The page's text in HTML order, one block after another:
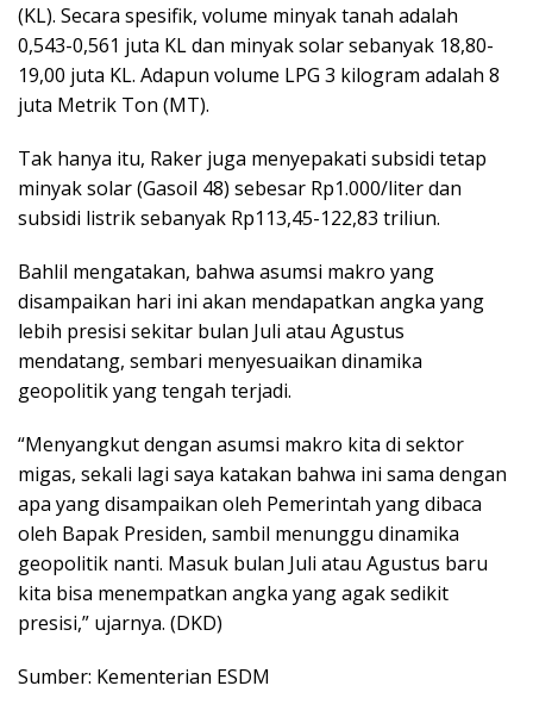
(KL). Secara spesifik, volume minyak tanah adalah
0,543-0,561 juta KL dan minyak solar sebanyak 18,80-
19,00 juta KL. Adapun volume LPG 3 kilogram adalah 8
juta Metrik Ton (MT).
Tak hanya itu, Raker juga menyepakati subsidi tetap
minyak solar (Gasoil 48) sebesar Rp1.000/liter dan
subsidi listrik sebanyak Rp113,45-122,83 triliun.
Bahlil mengatakan, bahwa asumsi makro yang
disampaikan hari ini akan mendapatkan angka yang
lebih presisi sekitar bulan Juli atau Agustus
mendatang, sembari menyesuaikan dinamika
geopolitik yang tengah terjadi.
“Menyangkut dengan asumsi makro kita di sektor
migas, sekali lagi saya katakan bahwa ini sama dengan
apa yang disampaikan oleh Pemerintah yang dibaca
oleh Bapak Presiden, sambil menunggu dinamika
geopolitik nanti. Masuk bulan Juli atau Agustus baru
kita bisa menempatkan angka yang agak sedikit
presisi,” ujarnya. (DKD)
Sumber: Kementerian ESDM